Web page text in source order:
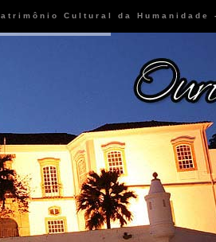
Cultural da Humanidade